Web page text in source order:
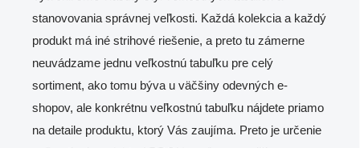
stanovovania správnej veľkosti. Každá kolekcia a každý
produkt má iné strihové riešenie, a preto tu zámerne
neuvádzame jednu veľkostnú tabuľku pre celý
sortiment, ako tomu býva u väčšiny odevných e-
shopov, ale konkrétnu veľkostnú tabuľku nájdete priamo
na detaile produktu, ktorý Vás zaujíma. Preto je určenie